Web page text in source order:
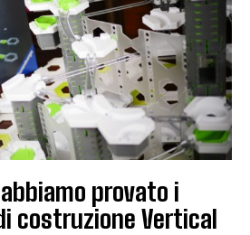
provato i
costruzione Vertical